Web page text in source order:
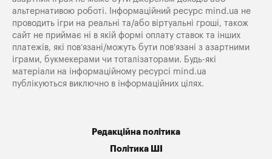
альтернативою роботі. Інформаційний ресурс mind.ua не
проводить ігри на реальні та/або віртуальні гроші, також
сайт не приймає ні в якій формі оплату ставок та інших
платежів, які пов’язані/можуть бути пов’язані з азартними
іграми, букмекерами чи тоталізаторами. Будь-які
матеріали на інформаційному ресурсі mind.ua
публікуються виключно в інформаційних цілях.
Редакційна політика
Політика ШІ